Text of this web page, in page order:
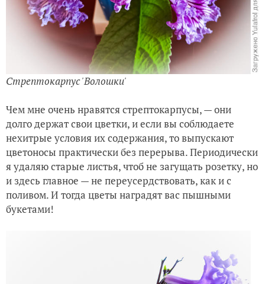
Стрептокарпус 'Волошки'
Чем мне очень нравятся стрептокарпусы, — они
долго держат свои цветки, и если вы соблюдаете
нехитрые условия их содержания, то выпускают
цветоносы практически без перерыва. Периодически
я удаляю старые листья, чтоб не загущать розетку, но
и здесь главное — не переусердствовать, как и с
поливом. И тогда цветы наградят вас пышными
букетами!